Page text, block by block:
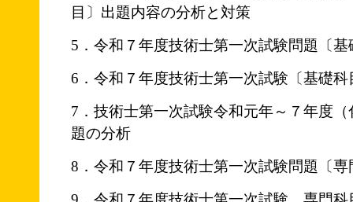
目〕出題内容の分析と対策
5．令和７年度技術士第一次試験問題〔基
6．令和７年度技術士第一次試験〔基礎
7．技術士第一次試験令和元年～７年度
題の分析
8．令和７年度技術士第一次試験問題〔